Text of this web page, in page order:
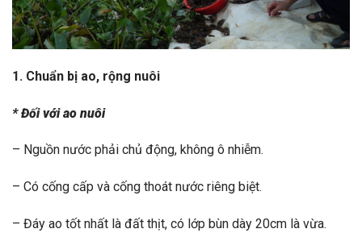
1. Chuẩn bị ao, rộng nuôi
* Đối với ao nuôi
– Nguồn nước phải chủ động, không ô nhiễm.
– Có cống cấp và cống thoát nước riêng biệt.
– Đáy ao tốt nhất là đất thịt, có lớp bùn dày 20cm là vừa.